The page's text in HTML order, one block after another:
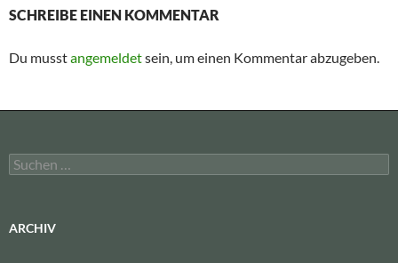
SCHREIBE EINEN KOMMENTAR
Du musstangemeldetsein, um einen Kommentar abzugeben.
Suchen
nach:
ARCHIV